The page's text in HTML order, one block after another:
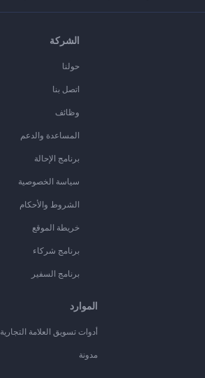
الشركة
حولنا
اتصل بنا
وظائف
المساعدة والدعم
برنامج الإحالة
سياسة الخصوصية
الشروط والأحكام
خريطة الموقع
برنامج شركاء
برنامج السفير
الموارد
أدوات تسويق العلامة التجارية
مدونة